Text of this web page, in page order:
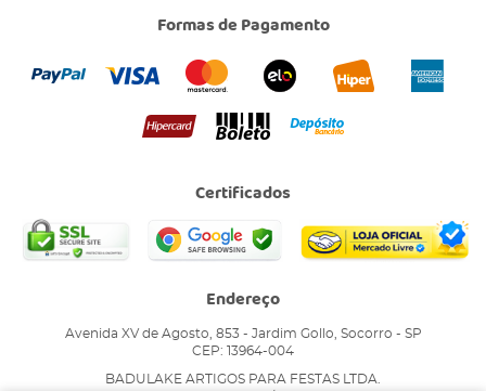
Formas de Pagamento
Certificados
Endereço
Avenida XV de Agosto, 853- Jardim Gollo, Socorro - SP
CEP: 13964-004
BADULAKE ARTIGOS PARA FESTAS LTDA.